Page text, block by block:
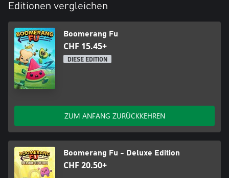
VERÄNDERE DIE REGELN
Schilde. Aktivere den Beschuss durch Verbündete. Du veränderst
die Regeln nach deinem Geschmack!
Editionen vergleichen
Boomerang Fu
CHF 15.45+
DIESE EDITION
ZUM ANFANG ZURÜCKKEHREN
Boomerang Fu - Deluxe Edition
CHF 20.50+